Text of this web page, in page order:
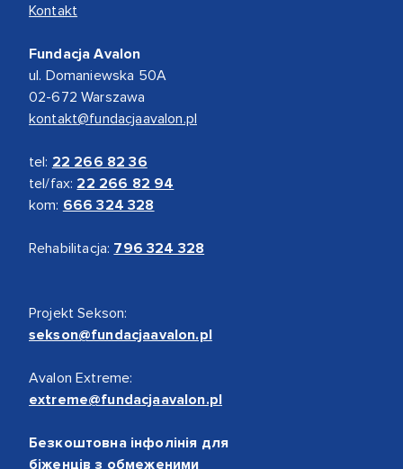
Kontakt
Fundacja Avalon
ul. Domaniewska 50A
02-672 Warszawa
kontakt@fundacjaavalon.pl
tel: 22 266 82 36
tel/fax: 22 266 82 94
kom: 666 324 328
Rehabilitacja: 796 324 328
Projekt Sekson:
sekson@fundacjaavalon.pl
Avalon Extreme:
extreme@fundacjaavalon.pl
Безкоштовна інфолінія для
біженців з обмеженими